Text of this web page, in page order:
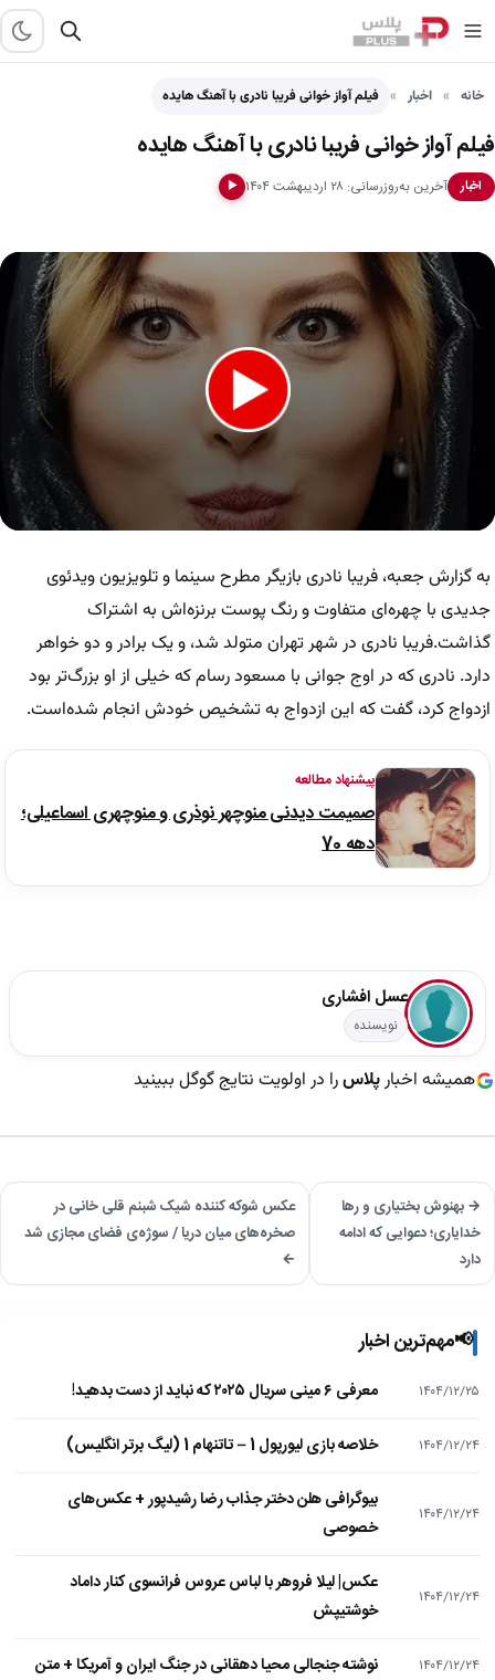
خانه اخبار فیلم آواز خوانی فریبا نادری با آهنگ هایده
فیلم آواز خوانی فریبا نادری با آهنگ هایده
اخبار آخرین به‌روزرسانی: ۲۸ اردیبهشت ۱۴۰۴ ▶
به گزارش جعبه، فریبا نادری بازیگر مطرح سینما و تلویزیون ویدئوی
جدیدی با چهره‌ای متفاوت و رنگ پوست برنزه‌اش به اشتراک
گذاشت.فریبا نادری در شهر تهران متولد شد، و یک برادر و دو خواهر
دارد. نادری که در اوج جوانی با مسعود رسام که خیلی از او بزرگ‌تر بود
ازدواج کرد، گفت که این ازدواج به تشخیص خودش انجام شده‌است.
پیشنهاد مطالعه
صمیمت دیدنی منوچهر نوذری و منوچهری اسماعیلی؛
دهه 70
عسل افشاری
نویسنده
همیشه اخبارپلاسرا در اولویت نتایج گوگل ببینید
→ بهنوش بختیاری و رها
خدایاری؛ دعوایی که ادامه
دارد
عکس شوکه کننده شیک شبنم قلی خانی در
صخره‌های میان دریا / سوژه‌ی فضای مجازی شد
←
📢مهم‌ترین اخبار
۱۴۰۴/۱۲/۲۵ معرفی ۶ مینی سریال ۲۰۲۵ که نباید از دست بدهید!
۱۴۰۴/۱۲/۲۴ خلاصه بازی لیورپول 1 – تاتنهام 1 (لیگ برتر انگلیس)
۱۴۰۴/۱۲/۲۴
بیوگرافی هلن دختر جذاب رضا رشیدپور + عکس‌های
خصوصی
۱۴۰۴/۱۲/۲۴
عکس| لیلا فروهر با لباس عروس فرانسوی کنار داماد
خوشتیپش
۱۴۰۴/۱۲/۲۴ نوشته جنجالی محیا دهقانی در جنگ ایران و آمریکا + متن